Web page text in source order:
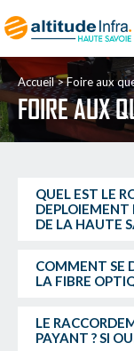
Accueil Foire aux
FOIRE AUX
QUEL EST LE
DEPLOIEMENT
DE LA HAUTE
COMMENT SE
LA FIBRE
LE
PAYANT ? SI